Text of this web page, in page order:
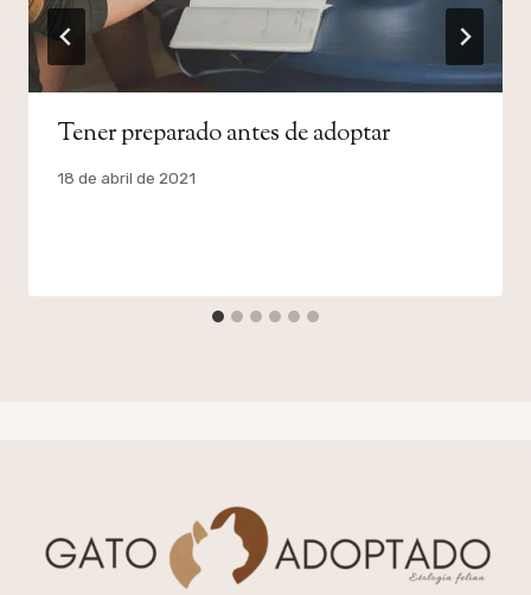
Tener preparado antes de adoptar
Por
18 de abril de 2021